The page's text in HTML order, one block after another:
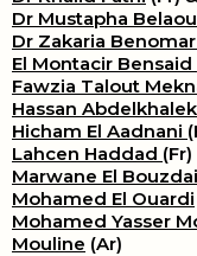
Dr Mustapha
Dr Zakaria
El Montacir Bensaid
Fawzia Talout
Hassan Abdelkhalek
Hicham El Aadnani
Lahcen Haddad (Fr)
Marwane El
Mohamed El Ouardi
Mohamed Yasser
Mouline (Ar)